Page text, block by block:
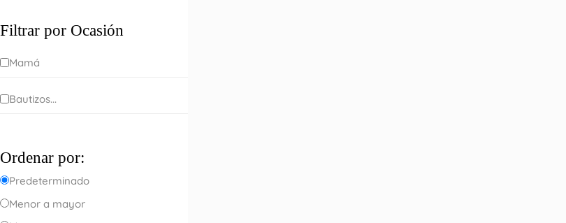
Filtrar por Ocasión
Mamá
Bautizos...
Ordenar por:
Predeterminado
Menor a mayor